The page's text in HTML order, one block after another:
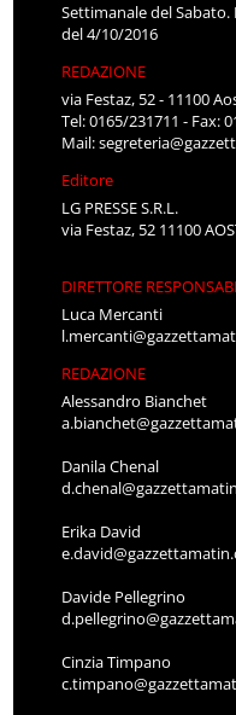
Settimanale del
del 4/10/2016
REDAZIONE
via Festaz, 52 - 11100
Tel: 0165/231711 - Fax:
Mail:
Editore
LG PRESSE S.R.L.
via Festaz, 52 11100
DIRETTORE
Luca Mercanti
REDAZIONE
Alessandro Bianchet
Danila Chenal
Erika David
Davide Pellegrino
Cinzia Timpano